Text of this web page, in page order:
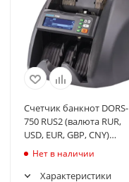
Счетчик банкнот DORS-
750 RUS2 (валюта RUR,
USD, EUR, GBP, CNY)
(черный)
Нет в наличии
Характеристики